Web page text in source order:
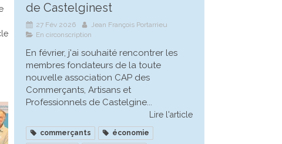
de Castelginest
27 Fév 2026
Jean François Portarrieu
En circonscription
En février, j'ai souhaité rencontrer les
membres fondateurs de la toute
nouvelle association CAP des
Commerçants, Artisans et
Professionnels de Castelgine...
Lire l'article
commerçants
économie